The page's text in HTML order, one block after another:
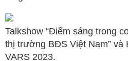
Talkshow “Điểm sáng trong
thị trường BĐS Việt Nam” và
VARS 2023.